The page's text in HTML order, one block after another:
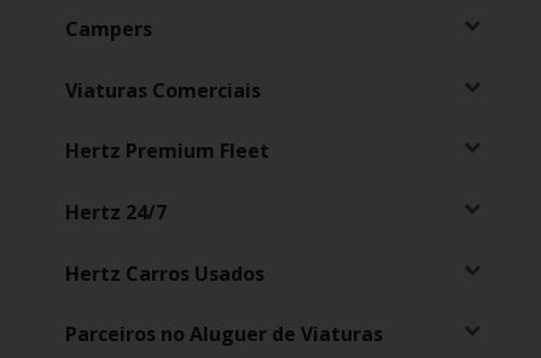
Carrinhas
Carros
Premium
Produtos
Serviços
Campers
Viaturas Comerciais
Hertz Premium Fleet
Hertz 24/7
Hertz Carros Usados
Parceiros no Aluguer de Viaturas